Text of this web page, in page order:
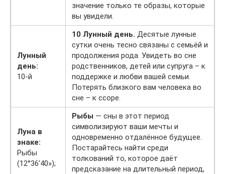
значение только те образы, которые
вы увидели.
Лунный
день:
10-й
10 Лунный день. Десятые лунные
сутки очень тесно связаны с семьёй и
продолжения рода. Увидеть во сне
родственников, детей или супруга – к
поддержке и любви вашей семьи.
Потерять близкого вам человека во
сне – к ссоре.
Луна в
знаке:
Рыбы
(12°36’40»);
Рыбы — сны в этот период
символизируют ваши мечты и
одновременно отдалённое будущее.
Постарайтесь найти среди
толкований то, которое даёт
предсказание на длительный период,